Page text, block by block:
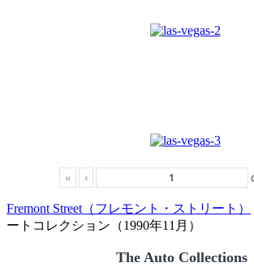
« ‹
Fremont Street（フレモント・ストリート）
ートコレクション（1990年11月）
The Auto Collections